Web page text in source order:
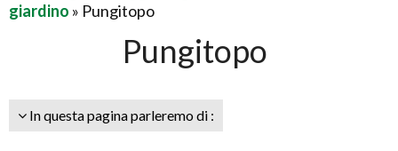
giardino » Pungitopo
Pungitopo
In questa pagina parleremo di :